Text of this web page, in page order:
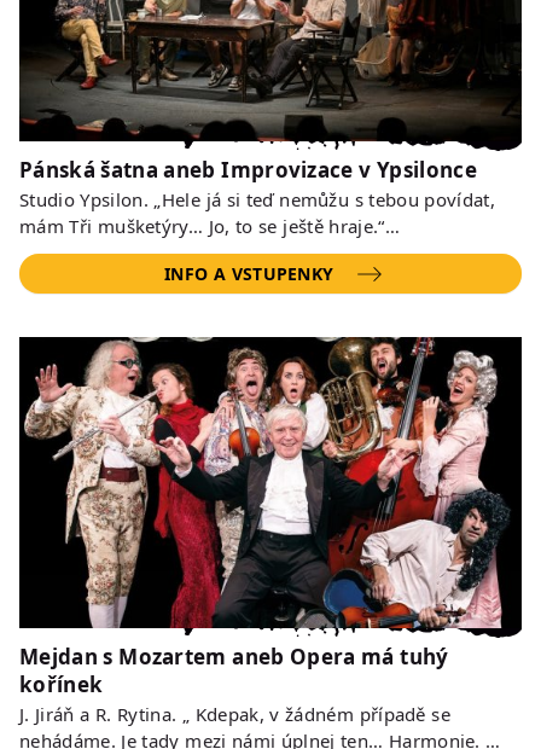
Pánská šatna aneb Improvizace v Ypsilonce
Studio Ypsilon. „Hele já si teď nemůžu s tebou povídat,
mám Tři mušketýry… Jo, to se ještě hraje.“…
INFO A VSTUPENKY
Mejdan s Mozartem aneb Opera má tuhý
kořínek
J. Jiráň a R. Rytina. „ Kdepak, v žádném případě se
nehádáme. Je tady mezi námi úplnej ten… Harmonie. …